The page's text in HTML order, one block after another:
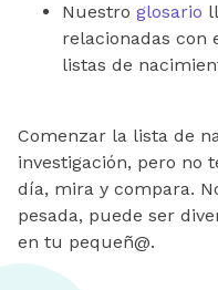
Nuestro glosario
relacionadas con
listas de
Comenzar la lista de
investigación, pero no
día, mira y compara.
pesada, puede ser
en tu pequeñ@.